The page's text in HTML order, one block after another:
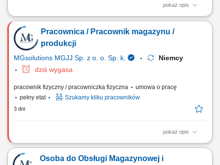
pokaż opis
Zadania: Manualne zbieranie artykułów i tworzenie zestawów
wysyłkowych zgodnie z dokumentacją zamówienia. Kondycjonowanie
produktów, układanie ich w kartonach oraz przygotowywanie do
ostatecznego transportu. Wprowadzanie danych produktowych za
pomocą terminali ręcznych i skanerów...
Pracownica / Pracownik magazynu /
produkcji
MGsolutions MGJJ Sp. z o. o. Sp. k.
Niemcy
dziś wygasa
pracownik fizyczny / pracowniczka fizyczna
umowa o pracę
pełny etat
Szukamy kilku pracowników
3 dni
pokaż opis
Zadania: Wsparcie procesów produkcyjnych poprzez prace
pomocnicze i fizyczne; Obsługa prostych maszyn produkcyjnych;
Pakowanie i układanie gotowych wyrobów; Kontrola jakości produktów;
Osoba do Obsługi Magazynowej i